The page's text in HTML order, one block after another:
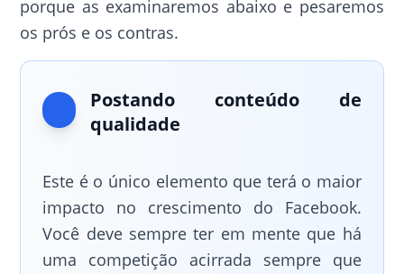
porque as examinaremos abaixo e pesaremos
os prós e os contras.
Postando conteúdo de
qualidade
Este é o único elemento que terá o maior
impacto no crescimento do Facebook.
Você deve sempre ter em mente que há
uma competição acirrada sempre que